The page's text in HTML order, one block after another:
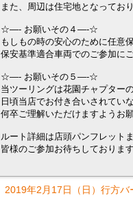
また、周辺は住宅地となってお
☆—- お願いその４—-☆
もしもの時の安心のために任意
保安基準適合車両でのご参加に
☆—- お願いその５—-☆
当ツーリングは花園チャプター
日頃当店でお付き合いされてい
何卒ご理解いただけますようお
ルート詳細は店頭パンフレット
皆様のご参加お待ちしておりま
2019年2月17日（日）行方バ